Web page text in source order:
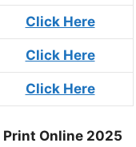
Click Here
Click Here
Click Here
Online 2025